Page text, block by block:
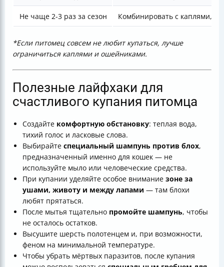
Не чаще 2-3 раз за сезон Комбинировать с каплями,
*Если питомец совсем не любит купаться, лучше
ограничиться каплями и ошейниками.
Полезные лайфхаки для
счастливого купания питомца
Создайте комфортную обстановку: теплая вода,
тихий голос и ласковые слова.
Выбирайте специальный шампунь против блох,
предназначенный именно для кошек — не
используйте мыло или человеческие средства.
При купании уделяйте особое внимание зонe за
ушами, животу и между лапами — там блохи
любят прятаться.
После мытья тщательно промойте шампунь, чтобы
не осталось остатков.
Высушите шерсть полотенцем и, при возможности,
феном на минимальной температуре.
Чтобы убрать мёртвых паразитов, после купания